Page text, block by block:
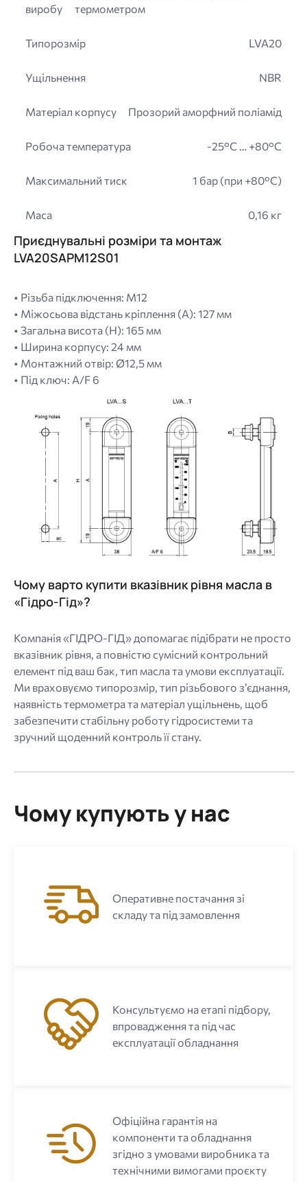
виробу
термометром
Типорозмір LVA20
Ущільнення NBR
Матеріал корпусу Прозорий аморфний поліамід
Робоча температура -25°C … +80°C
Максимальний тиск 1 бар (при +80°C)
Маса 0,16 кг
Приєднувальні розміри та монтаж
LVA20SAPM12S01
• Різьба підключення: M12
• Міжосьова відстань кріплення (A): 127 мм
• Загальна висота (H): 165 мм
• Ширина корпусу: 24 мм
• Монтажний отвір: Ø12,5 мм
• Під ключ: A/F 6
Чому варто купити вказівник рівня масла в
«Гідро-Гід»?
Компанія «ГІДРО-ГІД» допомагає підібрати не просто
вказівник рівня, а повністю сумісний контрольний
елемент під ваш бак, тип масла та умови експлуатації.
Ми враховуємо типорозмір, тип різьбового з’єднання,
наявність термометра та матеріал ущільнень, щоб
забезпечити стабільну роботу гідросистеми та
зручний щоденний контроль її стану.
Чому купують у нас
Оперативне постачання зі
складу та під замовлення
Консультуємо на етапі підбору,
впровадження та під час
експлуатації обладнання
Офіційна гарантія на
компоненти та обладнання
згідно з умовами виробника та
технічними вимогами проєкту